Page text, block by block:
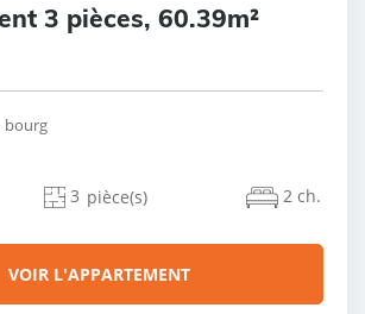
3 pièces, 60.39m²
bourg
3 pièce(s) 2 ch.
VOIR L'APPARTEMENT